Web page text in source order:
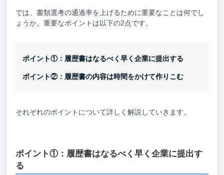
では、書類選考の通過率を上げるために重要なことは何でし
ょうか。重要なポイントは以下の2点です。
ポイント①：履歴書はなるべく早く企業に提出する
ポイント②：履歴書の内容は時間をかけて作りこむ
それぞれのポイントについて詳しく解説していきます。
ポイント①：履歴書はなるべく早く企業に提出す
る